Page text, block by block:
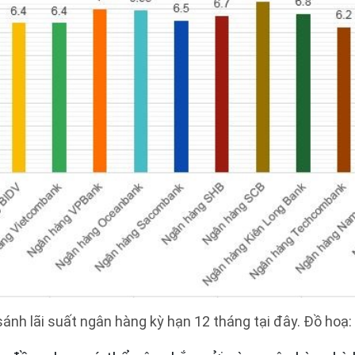
lãi suất ngân hàng kỳ hạn 12 tháng tại đây. Đồ hoạ: